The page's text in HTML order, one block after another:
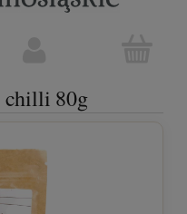
chilli 80g